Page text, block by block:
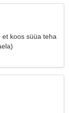
et koos süüa teha